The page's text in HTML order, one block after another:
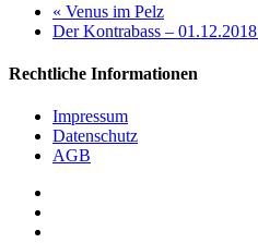
« Venus im Pelz
Der Kontrabass – 01.12.2018
Rechtliche Informationen
Impressum
Datenschutz
AGB